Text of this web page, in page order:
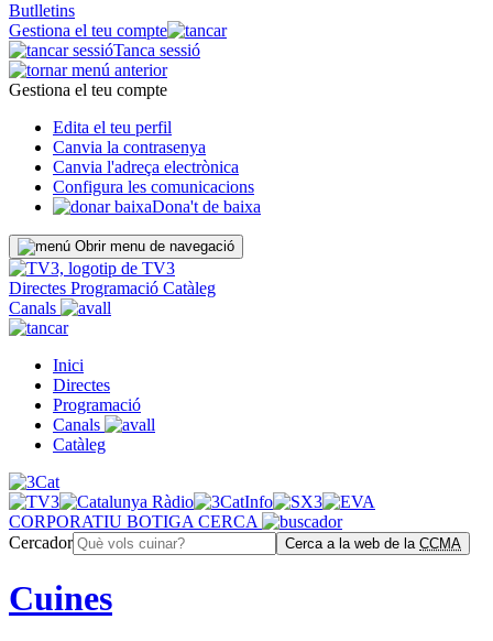
Butlletins
Gestiona el teu compte
Tanca sessió
Gestiona el teu compte
Edita el teu perfil
Canvia la contrasenya
Canvia l'adreça electrònica
Configura les comunicacions
Dona't de baixa
Obrir menu de navegació
Directes Programació Catàleg
Canals
Inici
Directes
Programació
Canals
Catàleg
CORPORATIU BOTIGA CERCA
Cercador
Cerca a la web de la CCMA
Cuines